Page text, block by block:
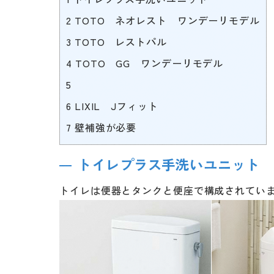
2 TOTO ネオレスト ワンデーリモデル
3 TOTO レストパル
4 TOTO GG ワンデーリモデル
5
6 LIXIL Jフィット
7 壁補強が必要
トイレプラス手洗いユニット
トイレは便器とタンクと便座で構成されてい